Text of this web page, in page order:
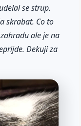
se strup.
skrabat. Co to
ale je na
Dekuji za